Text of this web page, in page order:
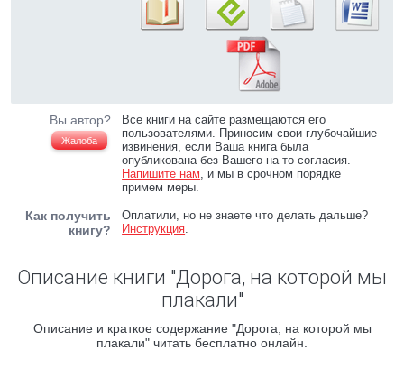
Вы автор?
Жалоба
Все книги на сайте размещаются его
пользователями. Приносим свои глубочайшие
извинения, если Ваша книга была
опубликована без Вашего на то согласия.
Напишите нам, и мы в срочном порядке
примем меры.
Как получить
книгу?
Оплатили, но не знаете что делать дальше?
Инструкция.
Описание книги "Дорога, на которой мы
плакали"
Описание и краткое содержание "Дорога, на которой мы
плакали" читать бесплатно онлайн.